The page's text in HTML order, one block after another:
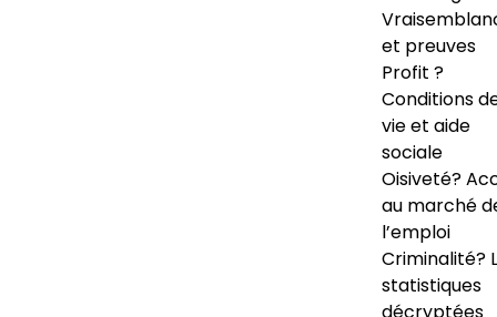
et preuves
Profit ?
Conditions
vie et aide
sociale
Oisiveté?
au marché
l’emploi
Criminalité?
statistiques